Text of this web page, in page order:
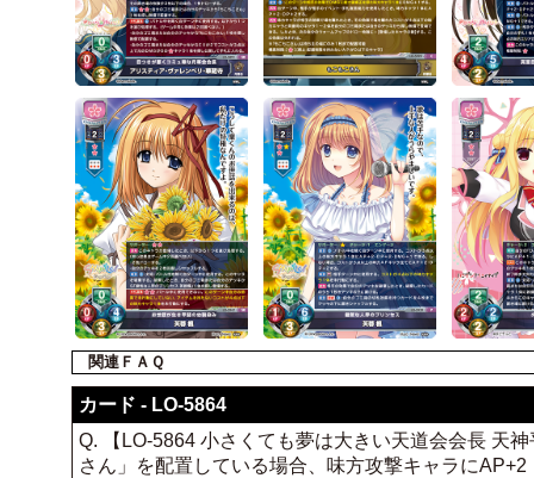
関連ＦＡＱ
カード - LO-5864
Q. 【LO-5864 小さくても夢は大きい天道会会長 天
さん」を配置している場合、味方攻撃キャラに